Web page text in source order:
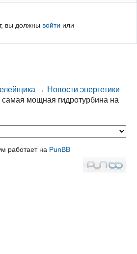
вы должны войти или
→ Новости энергетики
мощная гидротурбина на
работает на PunBB